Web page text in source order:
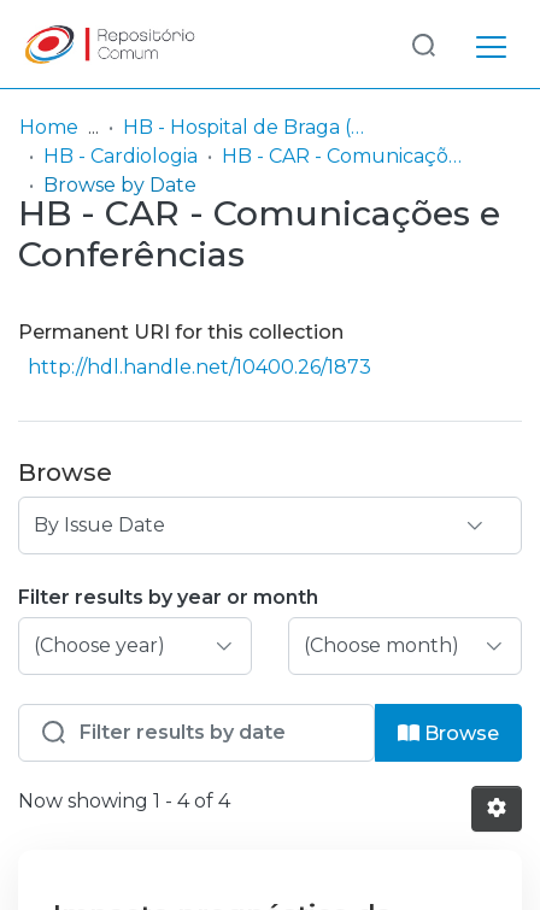
Communities
& Collections
Browse repository
Entities
Log
In
(current)
Home
HB - Hospital de Braga (passou a integrar o Serviço SARI em 06/2014)
HB - Cardiologia
HB - CAR - Comunicações e Conferências
Browse by Date
HB - CAR - Comunicações e
Conferências
Permanent URI for this collection
http://hdl.handle.net/10400.26/1873
Browse
Browsing HB - CAR -
Filter results by year or month
Browse
Now showing 1 - 4 of 4